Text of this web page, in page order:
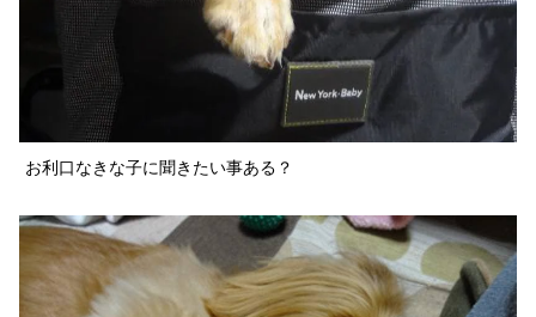
お利口なきな子に聞きたい事ある？